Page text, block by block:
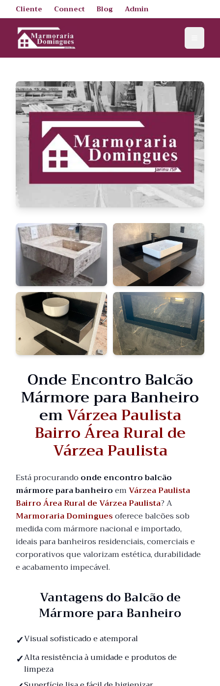
Cliente Connect Blog Admin
Onde Encontro Balcão
Mármore para Banheiro
emVárzea Paulista
Bairro Área Rural de
Várzea Paulista
Está procurando onde encontro balcão
mármore para banheiroemVárzea Paulista
Bairro Área Rural de Várzea Paulista? A
Marmoraria Dominguesoferece balcões sob
medida com mármore nacional e importado,
ideais para banheiros residenciais, comerciais e
corporativos que valorizam estética, durabilidade
e acabamento impecável.
Vantagens do Balcão de
Mármore para Banheiro
Visual sofisticado e atemporal
Alta resistência à umidade e produtos de
limpeza